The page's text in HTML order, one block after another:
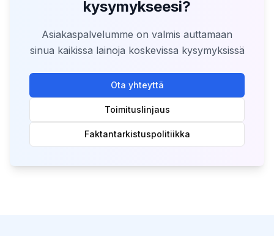
kysymykseesi?
Asiakaspalvelumme on valmis auttamaan
sinua kaikissa lainoja koskevissa kysymyksissä
Ota yhteyttä
Toimituslinjaus
Faktantarkistuspolitiikka